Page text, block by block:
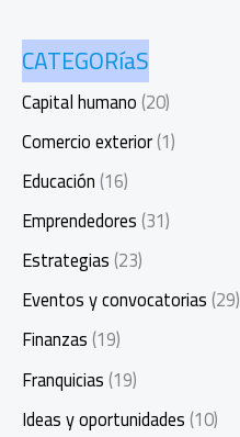
CATEGORíaS
Capital humano(20)
Comercio exterior(1)
Educación(16)
Emprendedores(31)
Estrategias(23)
Eventos y convocatorias(29)
Finanzas(19)
Franquicias(19)
Ideas y oportunidades(10)